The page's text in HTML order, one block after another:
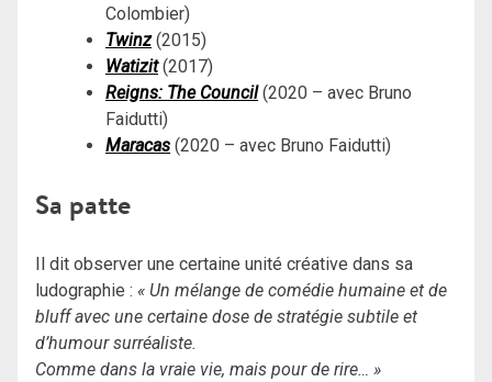
Colombier)
Twinz(2015)
Watizit(2017)
Reigns: The Council(2020 – avec Bruno
Faidutti)
Maracas (2020 – avec Bruno Faidutti)
Sa patte
Il dit observer une certaine unité créative dans sa
ludographie : « Un mélange de comédie humaine et de
bluff avec une certaine dose de stratégie subtile et
d’humour surréaliste.
Comme dans la vraie vie, mais pour de rire… »